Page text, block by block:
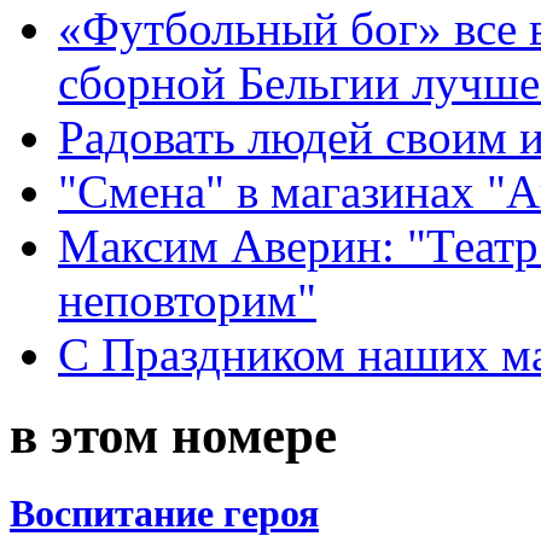
«Футбольный бог» все
сборной Бельгии
Радовать людей своим
"Смена" в магазинах
Максим Аверин:
неповторим"
С Праздником наших
в этом номере
Воспитание героя